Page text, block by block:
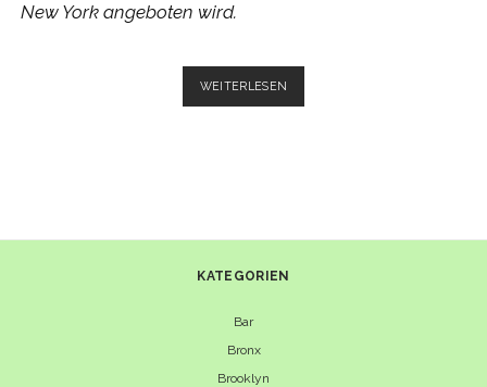
New York angeboten wird.
WEITERLESEN
RANCHEROS
KATEGORIEN
Bar
Bronx
Brooklyn